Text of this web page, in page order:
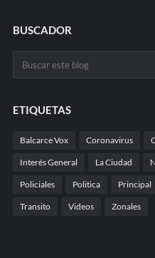
BUSCADOR
ETIQUETAS
Balcarce Vox Coronavirus
Interés General La Ciudad
Policiales Politica Principal
Transito Videos Zonales